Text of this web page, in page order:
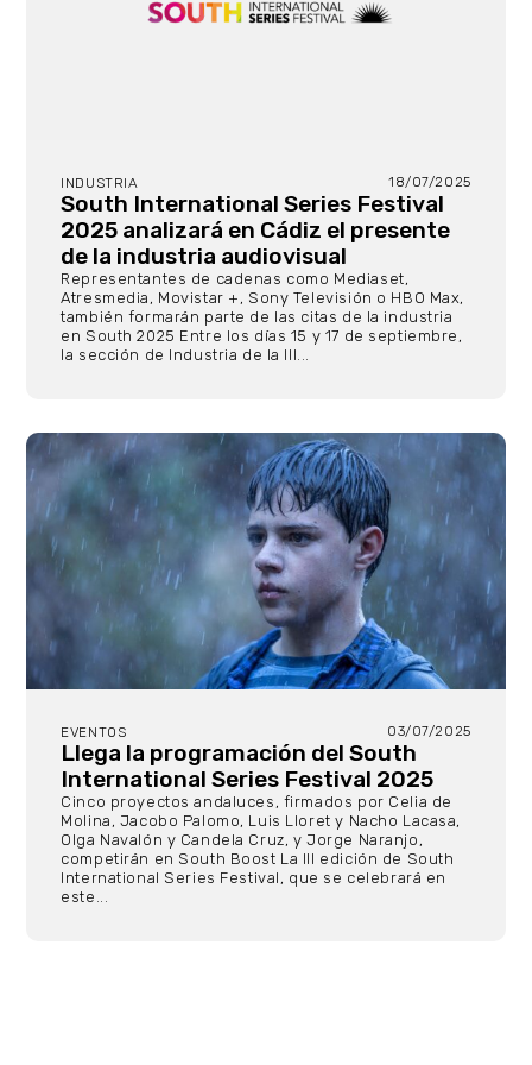
INDUSTRIA 18/07/2025
South International Series Festival
2025 analizará en Cádiz el presente
de la industria audiovisual
Representantes de cadenas como Mediaset,
Atresmedia, Movistar +, Sony Televisión o HBO Max,
también formarán parte de las citas de la industria
en South 2025 Entre los días 15 y 17 de septiembre,
la sección de Industria de la III...
EVENTOS 03/07/2025
Llega la programación del South
International Series Festival 2025
Cinco proyectos andaluces, firmados por Celia de
Molina, Jacobo Palomo, Luis Lloret y Nacho Lacasa,
Olga Navalón y Candela Cruz, y Jorge Naranjo,
competirán en South Boost La III edición de South
International Series Festival, que se celebrará en
este...